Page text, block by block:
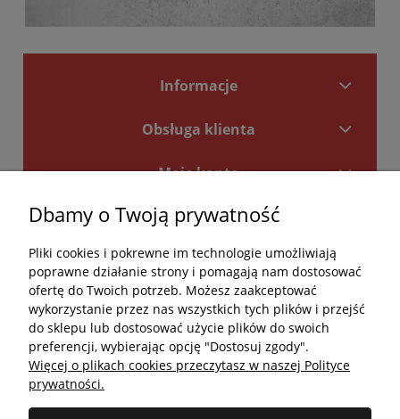
Informacje
Obsługa klienta
Moje konto
Płatności i dostawa
Kontakt
Kontakt
undefined
Godziny otwarcia salonu:
Dbamy o Twoją prywatność
Pliki cookies i pokrewne im technologie umożliwiają
poprawne działanie strony i pomagają nam dostosować
ofertę do Twoich potrzeb. Możesz zaakceptować
wykorzystanie przez nas wszystkich tych plików i przejść
do sklepu lub dostosować użycie plików do swoich
preferencji, wybierając opcję "Dostosuj zgody".
Więcej o plikach cookies przeczytasz w naszej Polityce
prywatności.